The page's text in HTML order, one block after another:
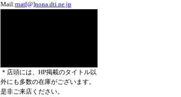
Mail:rnat[@]nona.dti.ne.jp
＊店頭には、HP掲載のタイトル以
外にも多数の在庫がございます。
是非ご来店ください。